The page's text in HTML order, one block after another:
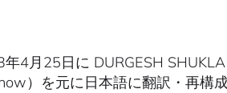
4月25日に DURGESH
）を元に日本語に翻訳・再構